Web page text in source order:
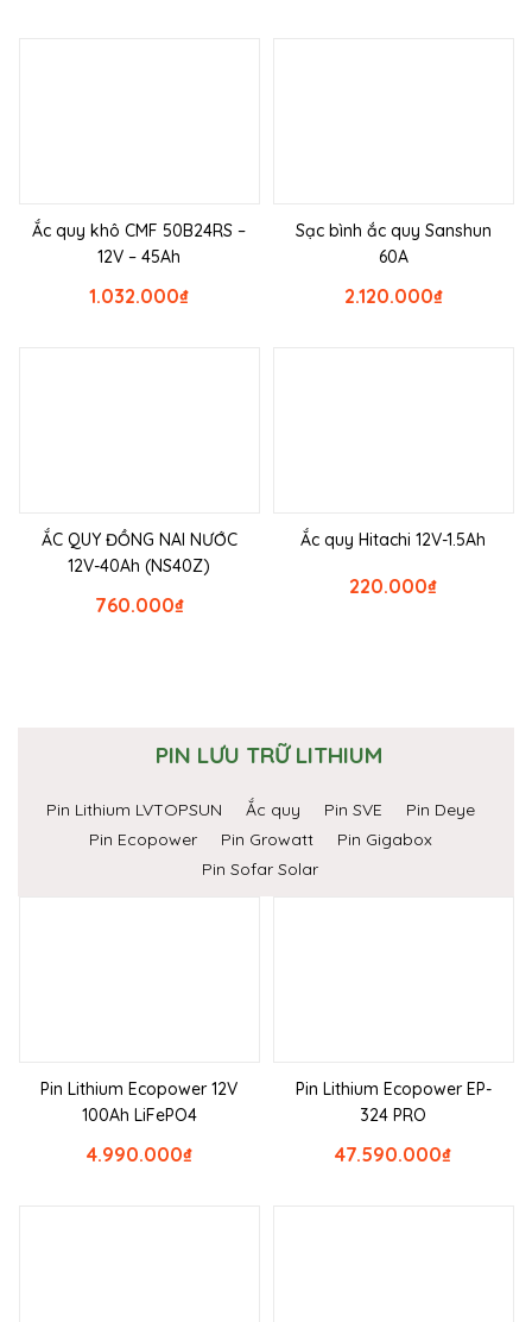
Ắc quy khô CMF 50B24RS –
12V – 45Ah
₫
1.032.000
Sạc bình ắc quy Sanshun
60A
₫
2.120.000
ẮC QUY ĐỒNG NAI NƯỚC
12V-40Ah (NS40Z)
₫
760.000
Ắc quy Hitachi 12V-1.5Ah
₫
220.000
PIN LƯU TRỮ LITHIUM
Pin Lithium LVTOPSUN Ắc quy Pin SVE
Pin Deye
Pin Ecopower
Pin Growatt
Pin Gigabox
Pin Sofar Solar
Pin Lithium Ecopower 12V
100Ah LiFePO4
₫
4.990.000
Pin Lithium Ecopower EP-
324 PRO
₫
47.590.000